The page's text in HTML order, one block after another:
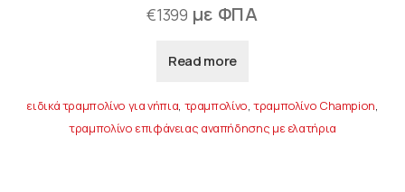
€1399 με ΦΠΑ
Read more
ειδικά τραμπολίνο για νήπια, τραμπολίνο,τραμπολίνο Champion,
τραμπολίνο επιφάνειας αναπήδησης με ελατήρια